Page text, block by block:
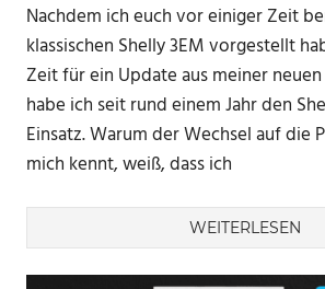
Nachdem ich euch vor einiger Zeit
klassischen Shelly 3EM vorgestellt
Zeit für ein Update aus meiner
habe ich seit rund einem Jahr den
Einsatz. Warum der Wechsel auf die
mich kennt, weiß, dass ich
WEITERLESEN